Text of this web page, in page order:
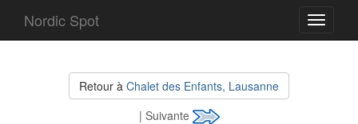
Toggle
Nordic Spot
Retour à Chalet des Enfants, Lausanne
| Suivante